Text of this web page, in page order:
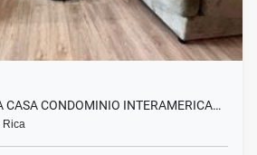
CASA CONDOMINIO INTERAMERICA…
Rica